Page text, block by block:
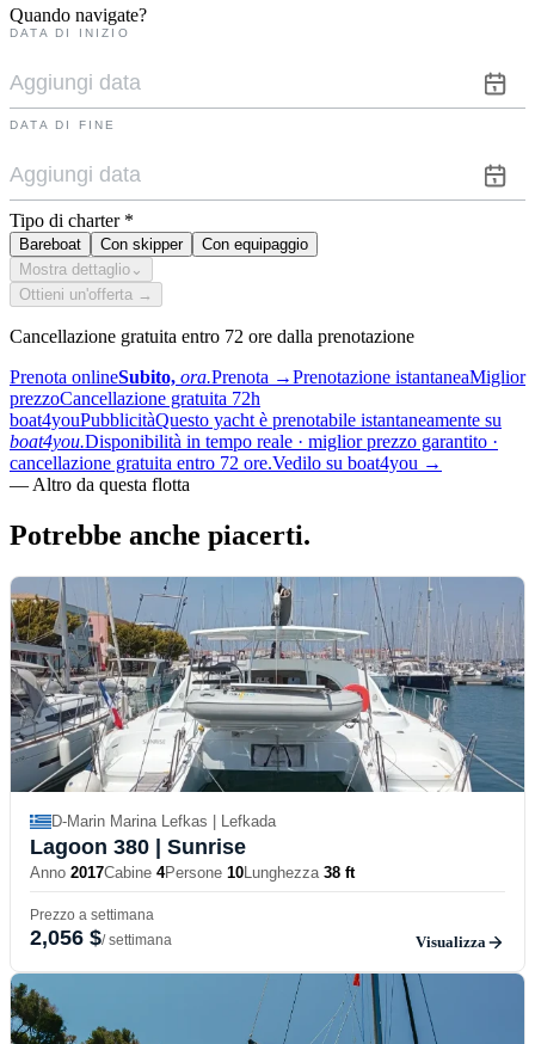
Quando navigate?
DATA DI INIZIO
DATA DI FINE
Tipo di charter *
Bareboat Con skipper
Con equipaggio
Mostra dettaglio ⌄
Ottieni un'offerta →
Cancellazione gratuita entro 72 ore dalla prenotazione
Prenota onlineSubito, ora.Prenota →Prenotazione istantaneaMiglior
prezzoCancellazione gratuita 72h
boat4youPubblicitàQuesto yacht è prenotabile istantaneamente su
boat4you.Disponibilità in tempo reale · miglior prezzo garantito ·
cancellazione gratuita entro 72 ore.Vedilo su boat4you →
— Altro da questa flotta
Potrebbe anche piacerti.
D-Marin Marina Lefkas | Lefkada
Lagoon 380 | Sunrise
Anno 2017Cabine 4Persone 10Lunghezza 38 ft
Prezzo a settimana
2,056 $/ settimana Visualizza